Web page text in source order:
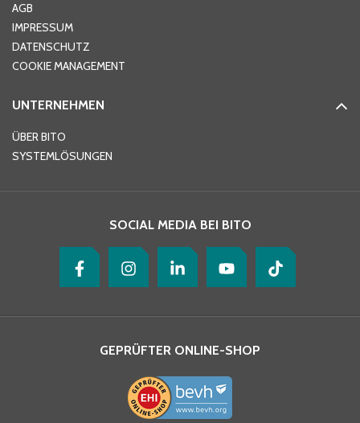
Telefon
AGB
IMPRESSUM
DATENSCHUTZ
COOKIE MANAGEMENT
UNTERNEHMEN
ÜBER BITO
SYSTEMLÖSUNGEN
SOCIAL MEDIA BEI BITO
GEPRÜFTER ONLINE-SHOP